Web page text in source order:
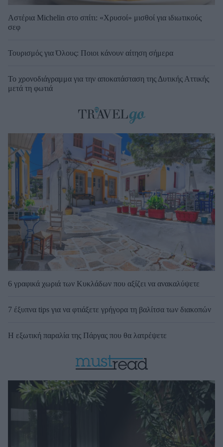
Αστέρια Michelin στο σπίτι: «Χρυσοί» μισθοί για ιδιωτικούς
σεφ
Τουρισμός για Όλους: Ποιοι κάνουν αίτηση σήμερα
Το χρονοδιάγραμμα για την αποκατάσταση της Δυτικής Αττικής
μετά τη φωτιά
6 γραφικά χωριά των Κυκλάδων που αξίζει να ανακαλύψετε
7 έξυπνα tips για να φτιάξετε γρήγορα τη βαλίτσα των διακοπών
Η εξωτική παραλία της Πάργας που θα λατρέψετε